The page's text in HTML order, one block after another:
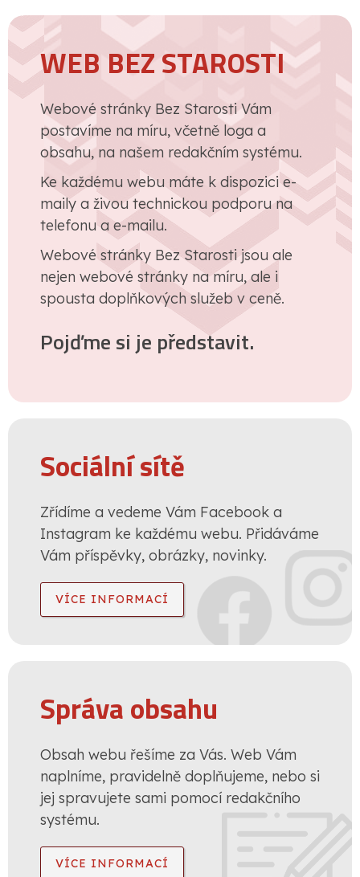
WEB BEZ STAROSTI
Webové stránky Bez Starosti Vám
postavíme na míru, včetně loga a
obsahu, na našem redakčním systému.
Ke každému webu máte k dispozici e-
maily a živou technickou podporu na
telefonu a e-mailu.
Webové stránky Bez Starosti jsou ale
nejen webové stránky na míru, ale i
spousta doplňkových služeb v ceně.
Pojďme si je představit.
Sociální sítě
Zřídíme a vedeme Vám Facebook a
Instagram ke každému webu. Přidáváme
Vám příspěvky, obrázky, novinky.
VÍCE INFORMACÍ
Správa obsahu
Obsah webu řešíme za Vás. Web Vám
naplníme, pravidelně doplňujeme, nebo si
jej spravujete sami pomocí redakčního
systému.
VÍCE INFORMACÍ